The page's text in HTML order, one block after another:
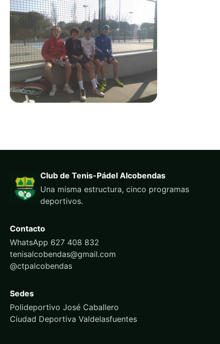
Club de Tenis-Pádel Alcobendas
Una misma estructura, cinco programas
deportivos.
Contacto
WhatsApp 627 408 832
tenisalcobendas@gmail.com
@ctpalcobendas
Sedes
Polideportivo José Caballero
Ciudad Deportiva Valdelasfuentes